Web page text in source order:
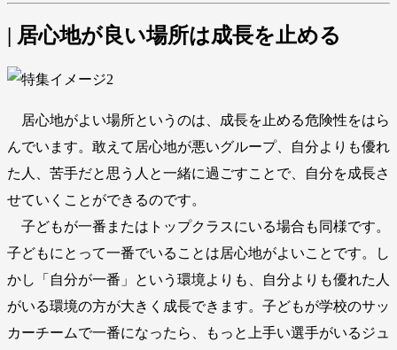
| 居心地が良い場所は成長を止める
居心地がよい場所というのは、成長を止める危険性をはら
んでいます。敢えて居心地が悪いグループ、自分よりも優れ
た人、苦手だと思う人と一緒に過ごすことで、自分を成長さ
せていくことができるのです。
子どもが一番またはトップクラスにいる場合も同様です。
子どもにとって一番でいることは居心地がよいことです。し
かし「自分が一番」という環境よりも、自分よりも優れた人
がいる環境の方が大きく成長できます。子どもが学校のサッ
カーチームで一番になったら、もっと上手い選手がいるジュ